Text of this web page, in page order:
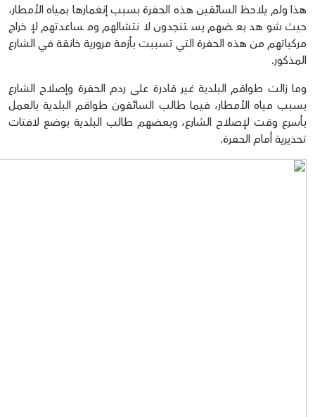
هذا ولم يلاحظ السائقين هذه الحفرة بسبب إنغمارها بمياه الأمطار،
حيث شوهد بعضهم يستنجدون لانتشالهم ومساعدتهم لإخراج
مركباتهم من هذه الحفرة التي تسببت بأزمة مرورية خانقة في الشارع
المذكور.
وما زالت طواقم البلدية غير قادرة على ردم الحفرة وإصلاح الشارع
بسبب مياه الأمطار، فيما طالب السائقون طواقم البلدية بالعمل
بأسرع وقت لإصلاح الشارع، وبعضهم طالب البلدية بوضع لافتات
تحذيرية أمام الحفرة.